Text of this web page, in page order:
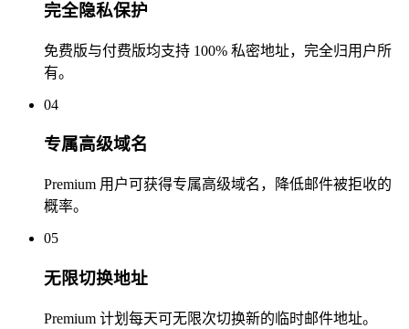
完全隐私保护
免费版与付费版均支持 100% 私密地址，完全归用户所
有。
04
专属高级域名
Premium 用户可获得专属高级域名，降低邮件被拒收的
概率。
05
无限切换地址
Premium 计划每天可无限次切换新的临时邮件地址。